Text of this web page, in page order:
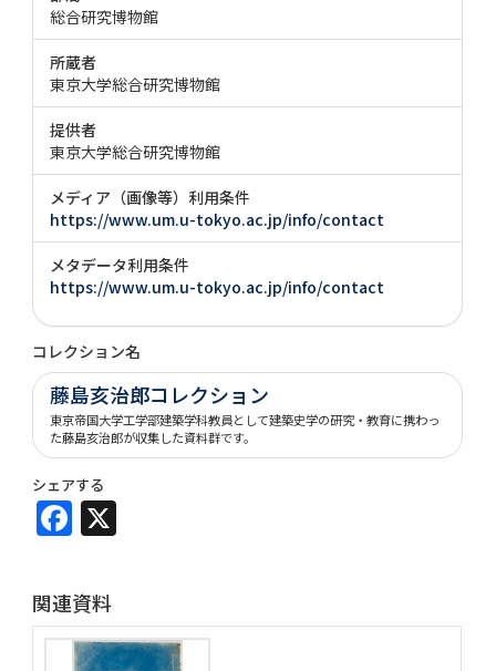
総合研究博物館
所蔵者
東京大学総合研究博物館
提供者
東京大学総合研究博物館
メディア（画像等）利用条件
https://www.um.u-tokyo.ac.jp/info/contact
メタデータ利用条件
https://www.um.u-tokyo.ac.jp/info/contact
コレクション名
藤島亥治郎コレクション
東京帝国大学工学部建築学科教員として建築史学の研究・教育に携わっ
た藤島亥治郎が収集した資料群です。
シェアする
Facebook
関連資料